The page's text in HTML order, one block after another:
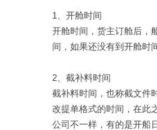
1、开舱时间
开舱时间，货主订舱后，
间，如果还没有到开舱时
2、截补料时间
截补料时间，也称截文件
改提单格式的时间，在此
公司不一样，有的是开船